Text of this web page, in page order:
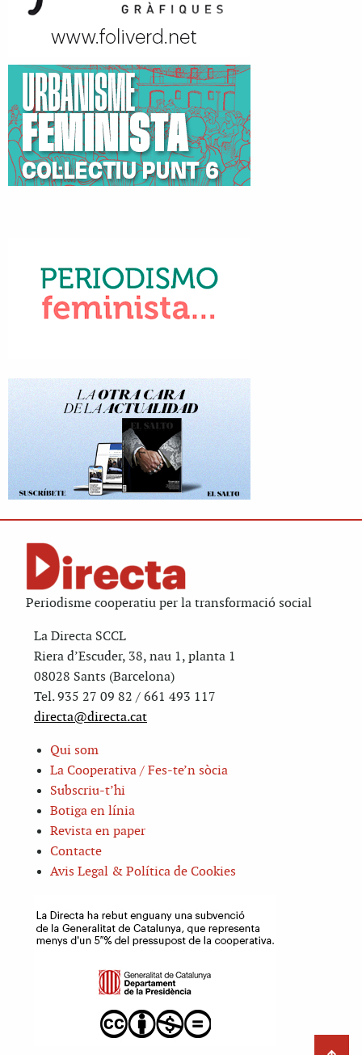
Periodisme cooperatiu per la transformació social
La Directa SCCL
Riera d’Escuder, 38, nau 1, planta 1
08028 Sants (Barcelona)
Tel. 935 27 09 82 / 661 493 117
directa@directa.cat
Qui som
La Cooperativa / Fes-te’n sòcia
Subscriu-t’hi
Botiga en línia
Revista en paper
Contacte
Avis Legal & Política de Cookies